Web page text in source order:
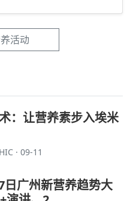
活动
：让营养素步入埃米
· 09-11
日广州新营养趋势大